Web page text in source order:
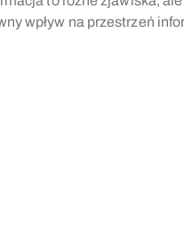
wpływ na przestrzeń